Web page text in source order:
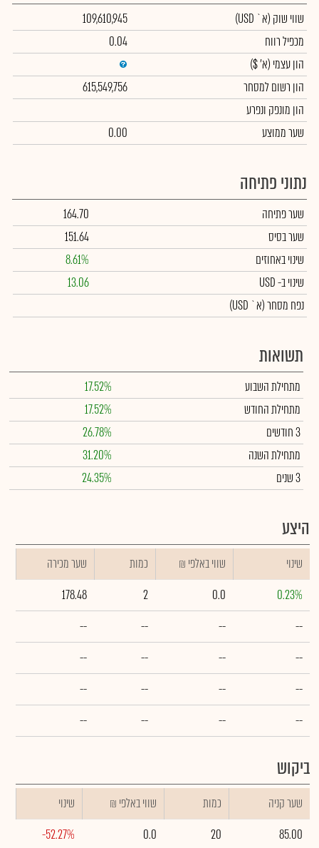
שווי שוק (א` USD)
109,610,945
מכפיל רווח
0.04
הון עצמי (א' $)
הון רשום למסחר
615,549,756
הון מונפק ונפרע
שער ממוצע
0.00
נתוני פתיחה
שער פתיחה
164.70
שער בסיס
151.64
שינוי באחוזים
8.61%
שינויב- USD
13.06
נפח מסחר(א` USD)
תשואות
מתחילת השבוע
17.52%
מתחילת החודש
17.52%
3 חודשים
26.78%
מתחילת השנה
31.20%
3 שנים
24.35%
היצע
שינוי ₪ שווי באלפי כמות
שער מכירה
0.23%
0.0
2
178.48
--
--
--
--
--
--
--
--
--
--
--
--
--
--
--
--
ביקוש
שער קניה כמות ₪ שווי באלפי
שינוי
85.00
20
0.0
-52.27%